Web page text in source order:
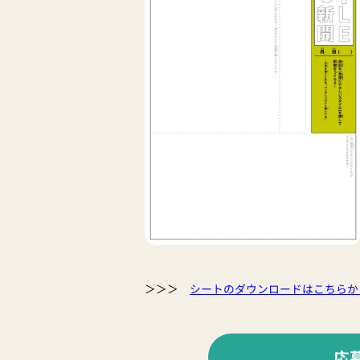
＞＞＞ シートのダウンロードはこちらか